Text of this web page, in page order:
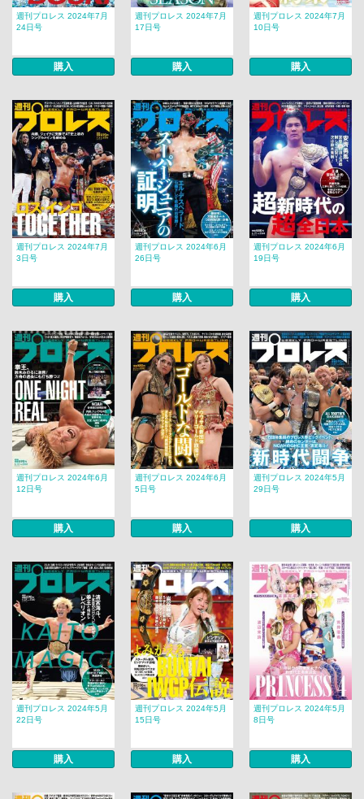
週刊プロレス 2024年7月
24日号
購入
週刊プロレス 2024年7月
17日号
購入
週刊プロレス 2024年7月
10日号
購入
週刊プロレス 2024年7月
3日号
購入
週刊プロレス 2024年6月
26日号
購入
週刊プロレス 2024年6月
19日号
購入
週刊プロレス 2024年6月
12日号
購入
週刊プロレス 2024年6月
5日号
購入
週刊プロレス 2024年5月
29日号
購入
週刊プロレス 2024年5月
22日号
購入
週刊プロレス 2024年5月
15日号
購入
週刊プロレス 2024年5月
8日号
購入